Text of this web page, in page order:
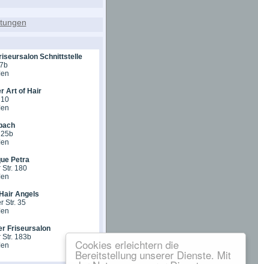
Cookies erleichtern die
Bereitstellung unserer Dienste. Mit
Schnittstelle
Art of Hair
Petra
180
Angels
Str. 35
Friseursalon
183b